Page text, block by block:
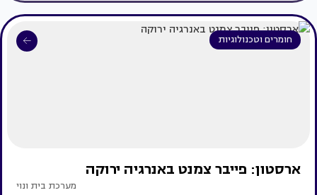
חומרים וטכנולוגיות
ארסטון: פייבר צמנט באנרגיה ירוקה
מערכת בית ונוי